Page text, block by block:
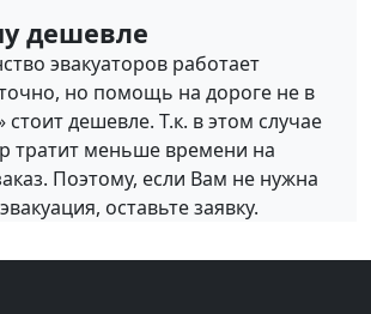
дешевле
эвакуаторов работает
но помощь на дороге не в
стоит дешевле. Т.к. в этом случае
тратит меньше времени на
Поэтому, если Вам не нужна
оставьте заявку.